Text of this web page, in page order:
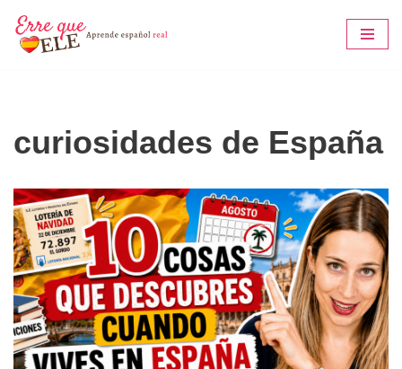
Saltar
curiosidades de España